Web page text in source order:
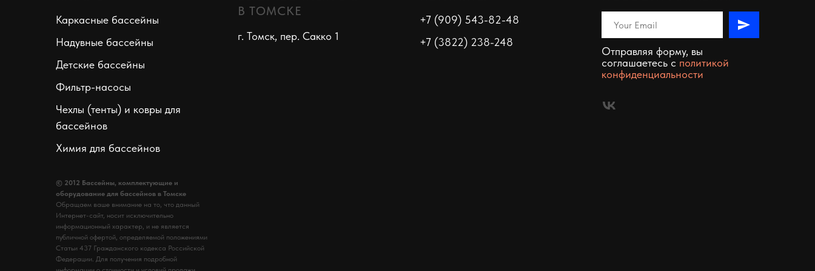
Каркасные бассейны
Надувные бассейны
Детские бассейны
Фильтр-насосы
Чехлы (тенты) и ковры для
бассейнов
Химия для бассейнов
В ТОМСКЕ
г. Томск, пер. Сакко 1
+7 (909) 543-82-48
+7 (3822) 238-248
Отправляя форму, вы
соглашаетесь c политикой
конфиденциальности
© 2012 Бассейны, комплектующие и
оборудование для бассейнов в Томске
Обращаем ваше внимание на то, что данный
Интернет-сайт, носит исключительно
информационный характер, и не является
публичной офертой, определяемой положениями
Статьи 437 Гражданского кодекса Российской
Федерации. Для получения подробной